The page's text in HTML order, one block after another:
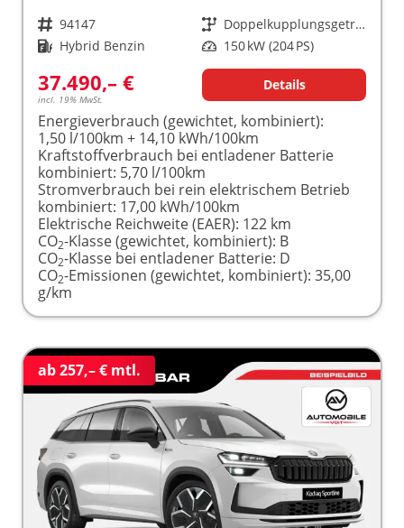
Fahrzeugnr. 94147 Getriebe
Doppelkupplungsgetriebe (DSG)
Kraftstoff Hybrid Benzin Leistung 150 kW (204 PS)
37.490,– €
incl. 19% MwSt.
Details
Energieverbrauch (gewichtet, kombiniert):
1,50 l/100km + 14,10 kWh/100km
Kraftstoffverbrauch bei entladener Batterie
kombiniert: 5,70 l/100km
Stromverbrauch bei rein elektrischem Betrieb
kombiniert: 17,00 kWh/100km
Elektrische Reichweite (EAER): 122 km
CO2-Klasse (gewichtet, kombiniert): B
CO2-Klasse bei entladener Batterie: D
CO2-Emissionen (gewichtet, kombiniert): 35,00
g/km
ab 257,– € mtl.